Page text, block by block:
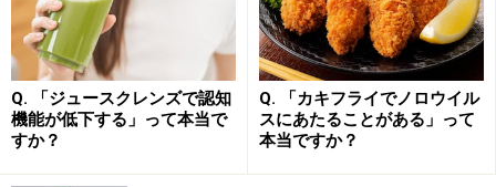
この過程を経ることで、食品の長期保存が可能になった
り、栄養価やうまみがアップしたり、栄養素の吸収率が
上がったりと、人間に有益な変化が起こることがあるか
らです。
Q. 「ジュースクレンズで認知
機能が低下する」って本当で
すか？
Q. 「カキフライでノロウイル
スにあたることがある」って
本当ですか？